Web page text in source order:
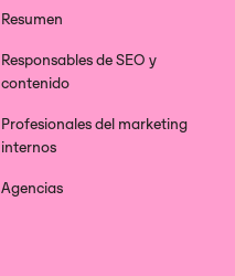
Resumen
Responsables de SEO y
contenido
Profesionales del marketing
internos
Agencias